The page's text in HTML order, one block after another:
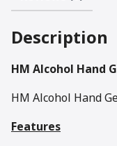
Description
HM Alcohol Hand
HM Alcohol Hand
Features